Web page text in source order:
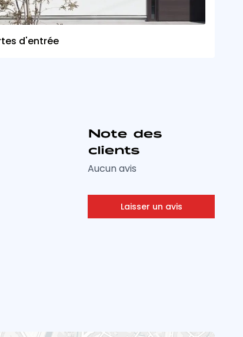
d'entrée
Note des
clients
Aucun avis
Laisser un avis